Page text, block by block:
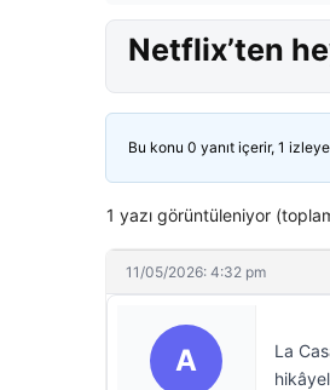
Netflix’ten
Bu konu 0 yanıt içerir, 1
1 yazı görüntüleniyor
11/05/2026: 4:32 pm
A
La